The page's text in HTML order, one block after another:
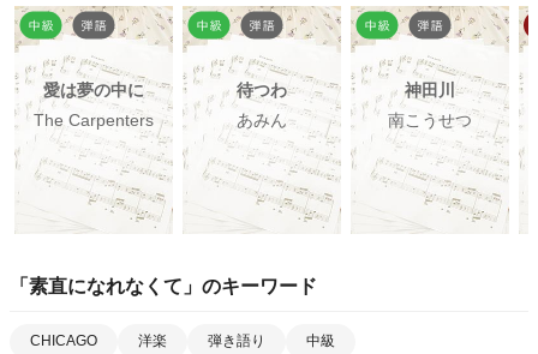
愛は夢の中に
The Carpenters
待つわ
あみん
神田川
南こうせつ
「 素直になれなくて 」のキーワード
CHICAGO 洋楽 弾き語り 中級